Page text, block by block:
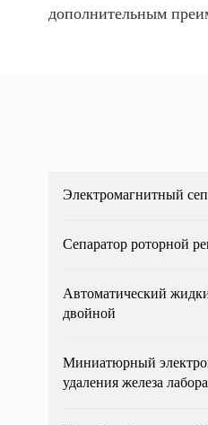
дополнительным
Электромагнитный
Сепаратор роторной
Автоматический
двойной
Миниатюрный
удаления железа